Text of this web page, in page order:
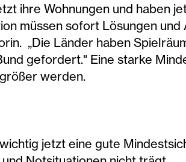
ihre Wohnungen und haben
müssen sofort Lösungen
„Die Länder haben
gefordert." Eine starke
werden.
jetzt eine gute